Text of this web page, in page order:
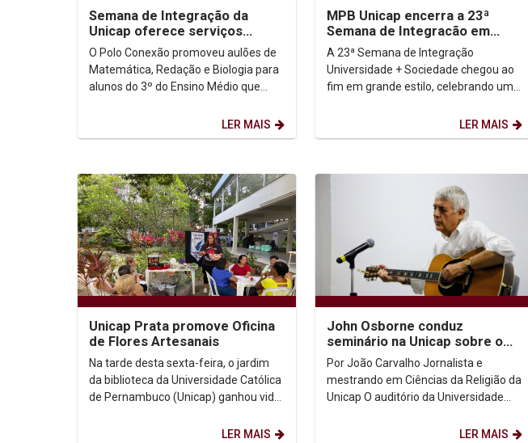
Semana de Integração da
Unicap oferece serviços
gratuitos à população
O Polo Conexão promoveu aulões de
Matemática, Redação e Biologia para
alunos do 3º do Ensino Médio que
LER MAIS
MPB Unicap encerra a 23ª
Semana de Integracão em
clima de muita animação
A 23ª Semana de Integração
Universidade + Sociedade chegou ao
fim em grande estilo, celebrando uma
LER MAIS
Unicap Prata promove Oficina
de Flores Artesanais
Na tarde desta sexta-feira, o jardim
da biblioteca da Universidade Católica
de Pernambuco (Unicap) ganhou vida
LER MAIS
John Osborne conduz
seminário na Unicap sobre o
sagrado na música
Por João Carvalho Jornalista e
mestrando em Ciências da Religião da
Unicap O auditório da Universidade
LER MAIS